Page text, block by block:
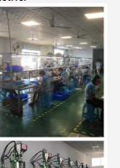
bientôt!